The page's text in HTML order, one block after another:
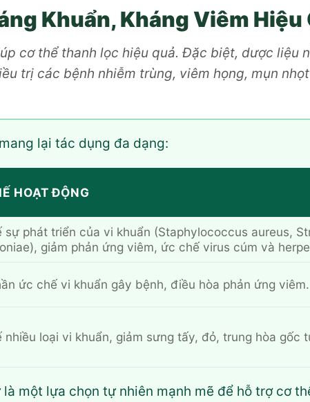
Khuẩn, Kháng Viêm Hiệu
cơ thể thanh lọc hiệu quả. Đặc biệt, dược liệu
trị các bệnh nhiễm trùng, viêm họng, mụn
lại tác dụng đa dạng:
HOẠT ĐỘNG
sự phát triển của vi khuẩn (Staphylococcus aureus,
giảm phản ứng viêm, ức chế virus cúm và
ức chế vi khuẩn gây bệnh, điều hòa phản ứng viêm.
nhiều loại vi khuẩn, giảm sưng tấy, đỏ, trung hòa gốc
một lựa chọn tự nhiên mạnh mẽ để hỗ trợ cơ